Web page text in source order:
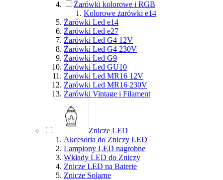
Żarówki kolorowe i RGB
Kolorowe żarówki e14
Żarówki Led e14
Żarówki Led e27
Żarówki Led G4 12V
Żarówki Led G4 230V
Żarówki Led G9
Żarówki Led GU10
Żarówki Led MR16 12V
Żarówki Led MR16 230V
Żarówki Vintage i Filament
Znicze LED
Akcesoria do Zniczy LED
Lampiony LED nagrobne
Wkłady LED do Zniczy
Znicze LED na Baterie
Znicze Solarne